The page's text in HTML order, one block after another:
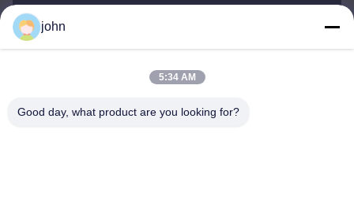
0086-153-7406-6785
john
5:34 AM
Good day, what product are you looking for?